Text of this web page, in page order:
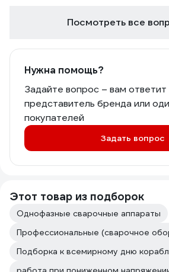
будет ли работать данный
Посмотреть все
Нужна помощь?
Задайте вопрос – вам
представитель бренда или
покупателей
Задать вопрос
Этот товар из подборок
Однофазные сварочные аппараты
Профессиональные (сварочное
Подборка к всемирному дню